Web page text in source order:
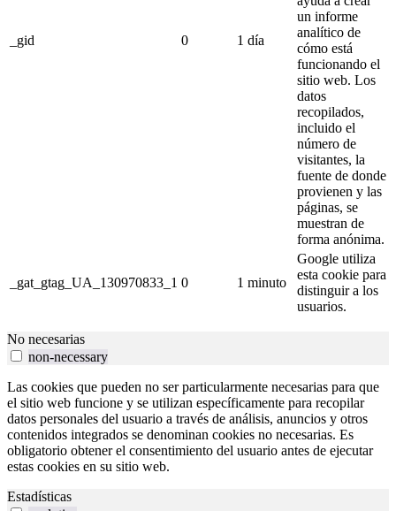
_gid 0 1 día
un informe
analítico de
cómo está
funcionando el
sitio web. Los
datos
recopilados,
incluido el
número de
visitantes, la
fuente de donde
provienen y las
páginas, se
muestran de
forma anónima.
_gat_gtag_UA_130970833_1 0 1 minuto
Google utiliza
esta cookie para
distinguir a los
usuarios.
No necesarias
non-necessary
Las cookies que pueden no ser particularmente necesarias para que
el sitio web funcione y se utilizan específicamente para recopilar
datos personales del usuario a través de análisis, anuncios y otros
contenidos integrados se denominan cookies no necesarias. Es
obligatorio obtener el consentimiento del usuario antes de ejecutar
estas cookies en su sitio web.
Estadísticas